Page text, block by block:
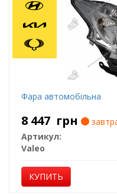
Фара автомобільна
8 447 грн
Артикул:
Valeo
КУПИТЬ